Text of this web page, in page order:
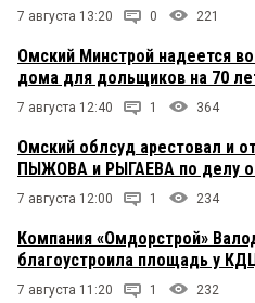
7 августа 13:20 0 221
Омский Минстрой надеется
дома для дольщиков на 70
7 августа 12:40 1 364
Омский облсуд арестовал и
ПЫЖОВА и РЫГАЕВА по делу о
7 августа 12:00 1 234
Компания «Омдорстрой»
благоустроила площадь у
7 августа 11:20 1 232